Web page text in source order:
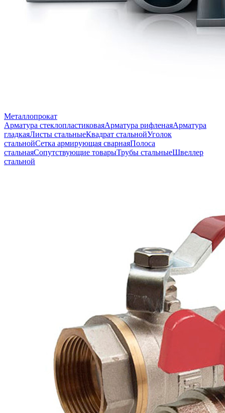
Металлопрокат
Арматура стеклопластиковаяАрматура рифленаяАрматура
гладкаяЛисты стальныеКвадрат стальнойУголок
стальнойСетка армирующая сварнаяПолоса
стальнаяСопутствующие товарыТрубы стальныеШвеллер
стальной